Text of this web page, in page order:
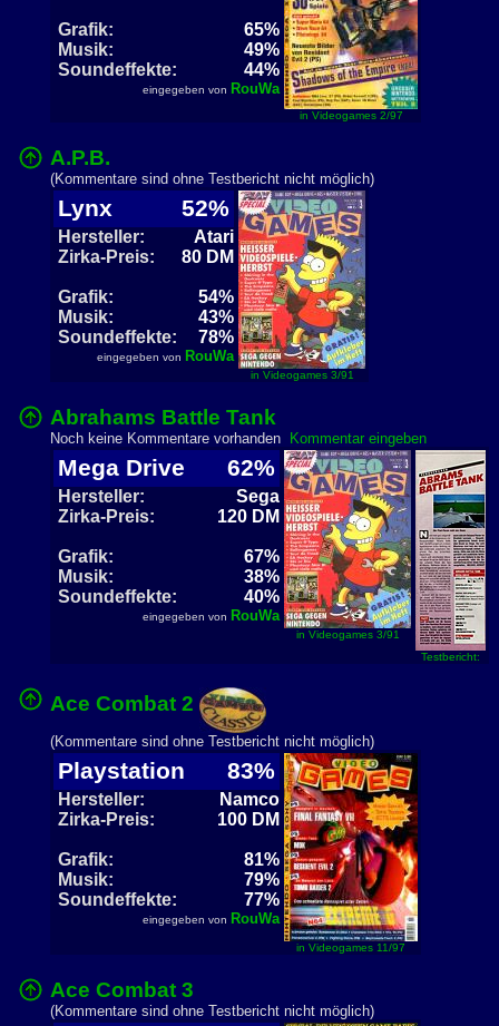
Grafik:
65%
Musik:
49%
Soundeffekte:
44%
eingegeben von RouWa
in Videogames 2/97
A.P.B.
(Kommentare sind ohne Testbericht nicht möglich)
Lynx 52%
Hersteller:
Atari
Zirka-Preis:
80 DM
Grafik:
54%
Musik:
43%
Soundeffekte:
78%
eingegeben von RouWa
in Videogames 3/91
Abrahams Battle Tank
Noch keine Kommentare vorhanden Kommentar eingeben
Mega Drive 62%
Hersteller:
Sega
Zirka-Preis:
120 DM
Grafik:
67%
Musik:
38%
Soundeffekte:
40%
eingegeben von RouWa
in Videogames 3/91
Testbericht:
Ace Combat 2
(Kommentare sind ohne Testbericht nicht möglich)
Playstation 83%
Hersteller:
Namco
Zirka-Preis:
100 DM
Grafik:
81%
Musik:
79%
Soundeffekte:
77%
eingegeben von RouWa
in Videogames 11/97
Ace Combat 3
(Kommentare sind ohne Testbericht nicht möglich)